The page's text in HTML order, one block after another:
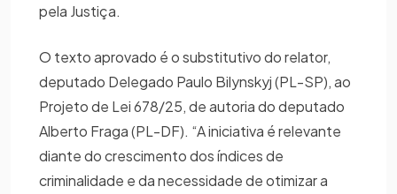
pela Justiça.
O texto aprovado é o substitutivo do relator,
deputado Delegado Paulo Bilynskyj (PL-SP), ao
Projeto de Lei 678/25, de autoria do deputado
Alberto Fraga (PL-DF). “A iniciativa é relevante
diante do crescimento dos índices de
criminalidade e da necessidade de otimizar a